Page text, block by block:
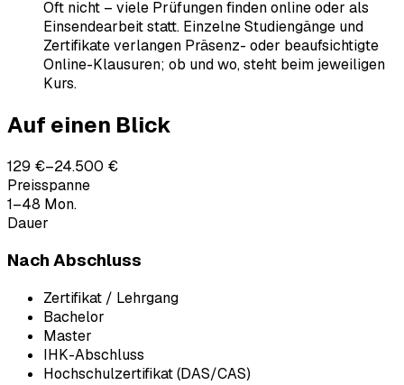
Oft nicht – viele Prüfungen finden online oder als
Einsendearbeit statt. Einzelne Studiengänge und
Zertifikate verlangen Präsenz- oder beaufsichtigte
Online-Klausuren; ob und wo, steht beim jeweiligen
Kurs.
Auf einen Blick
129 €–24.500 €
Preisspanne
1–48 Mon.
Dauer
Nach Abschluss
Zertifikat / Lehrgang
Bachelor
Master
IHK-Abschluss
Hochschulzertifikat (DAS/CAS)